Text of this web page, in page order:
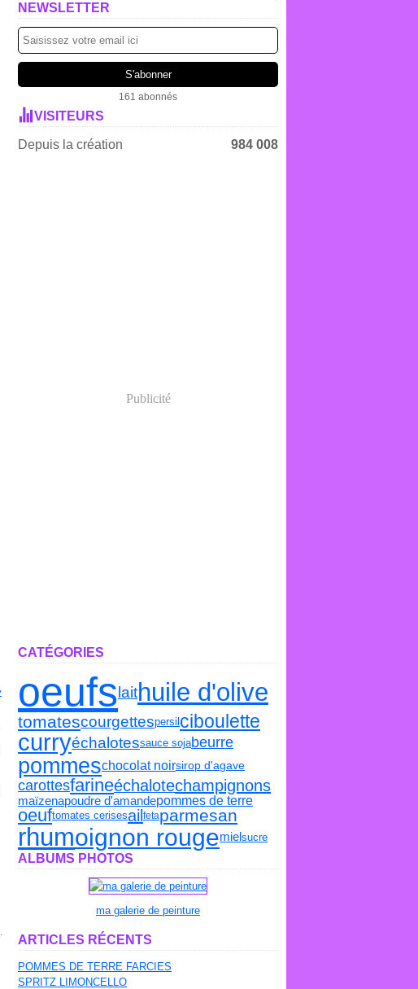
NEWSLETTER
161 abonnés
VISITEURS
Depuis la création 984 008
Publicité
CATÉGORIES
oeufslaithuile d'olive
tomatescourgettespersil ciboulette
curryéchalotessauce sojabeurre
pommeschocolat noirsirop d'agave
carottesfarineéchalotechampignons
maïzenapoudre d'amandepommes de terre
oeuftomates cerisesail fetaparmesan
rhumoignon rougemiel sucre
ALBUMS PHOTOS
ma galerie de peinture
ARTICLES RÉCENTS
POMMES DE TERRE FARCIES
SPRITZ LIMONCELLO